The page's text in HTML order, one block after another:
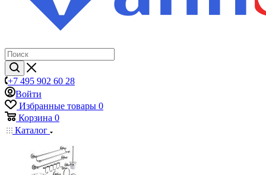
+7 495 902 60 28
Войти
Избранные товары 0
Корзина 0
Каталог